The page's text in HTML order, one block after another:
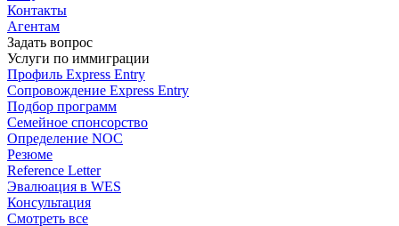
Контакты
Агентам
Задать вопрос
Услуги по иммиграции
Профиль Express Entry
Сопровождение Express Entry
Подбор программ
Семейное спонсорство
Определение NOC
Резюме
Reference Letter
Эвалюация в WES
Консультация
Смотреть все